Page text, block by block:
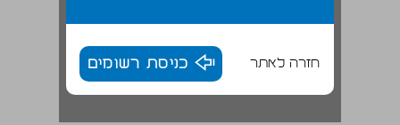
חזרה לאתר כניסת רשומים